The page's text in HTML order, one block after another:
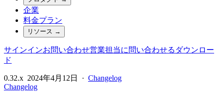
企業
料金プラン
リソース →
サインインお問い合わせ営業担当に問い合わせる ダウンロー
ド
0.32.x 2024年4月12日 · Changelog
Changelog